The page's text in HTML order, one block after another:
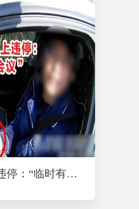
离谱+1！“工作狂”高速上违停：“临时有个会议！”